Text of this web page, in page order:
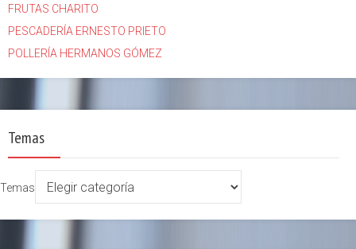
FRUTAS CHARITO
PESCADERÍA ERNESTO PRIETO
POLLERÍA HERMANOS GÓMEZ
Temas
Temas